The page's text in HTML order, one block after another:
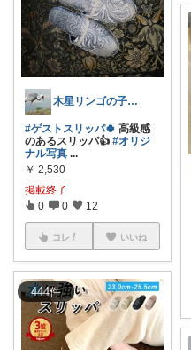
444件
木星リンゴの子@ダイヤモンド会員💎
#ゲストスリッパ🍀 高級感
のあるスリッパ👍 #オリジ
ナル写真 ...
￥ 2,530
掲載終了
0 0 12
コレ いいね